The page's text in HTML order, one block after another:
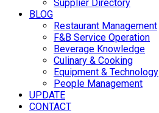
Supplier Directory
BLOG
Restaurant Management
F&B Service Operation
Beverage Knowledge
Culinary & Cooking
Equipment & Technology
People Management
UPDATE
CONTACT